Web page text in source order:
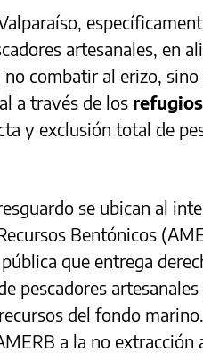
artesanales, en
combatir al erizo,
a través de los
y exclusión total de
se ubican al
Bentónicos
que entrega
pescadores
del fondo
a la no extracción